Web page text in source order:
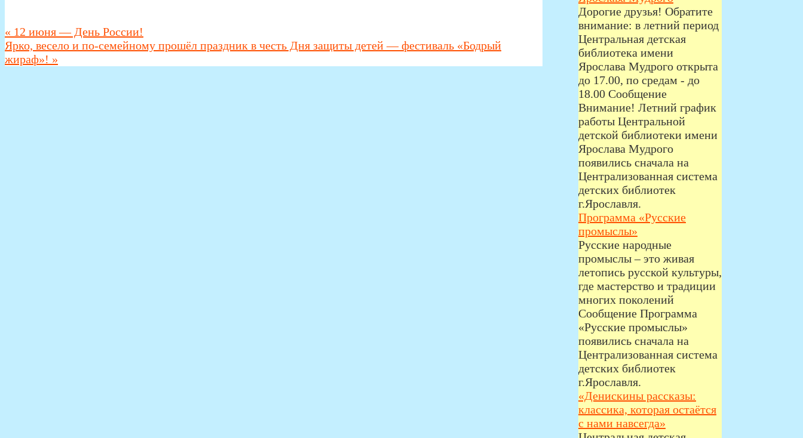
« 12 июня — День России!
Ярко, весело и по-семейному прошёл праздник в честь Дня защиты детей — фестиваль «Бодрый
жираф»! »
Дорогие друзья! Обратите
внимание: в летний период
Центральная детская
библиотека имени
Ярослава Мудрого открыта
до 17.00, по средам - до
18.00 Сообщение
Внимание! Летний график
работы Центральной
детской библиотеки имени
Ярослава Мудрого
появились сначала на
Централизованная система
детских библиотек
г.Ярославля.
Программа «Русские
промыслы»
Русские народные
промыслы – это живая
летопись русской культуры,
где мастерство и традиции
многих поколений
Сообщение Программа
«Русские промыслы»
появились сначала на
Централизованная система
детских библиотек
г.Ярославля.
«Денискины рассказы:
классика, которая остаётся
с нами навсегда»